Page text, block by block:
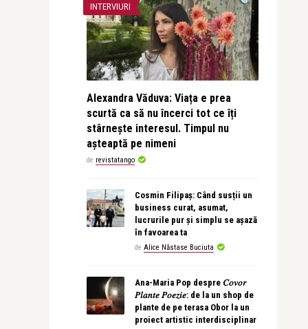
INTERVIURI
Alexandra Văduva: Viața e prea
scurtă ca să nu încerci tot ce îți
stârnește interesul. Timpul nu
așteaptă pe nimeni
de revistatango
Cosmin Filipaș: Când susții un
business curat, asumat,
lucrurile pur și simplu se așază
în favoarea ta
de Alice Năstase Buciuta
Ana-Maria Pop despre 𝐶𝑜𝑣𝑜𝑟
𝑃𝑙𝑎𝑛𝑡𝑒 𝑃𝑜𝑒𝑧𝑖𝑒: de la un shop de
plante de pe terasa Obor la un
proiect artistic interdisciplinar